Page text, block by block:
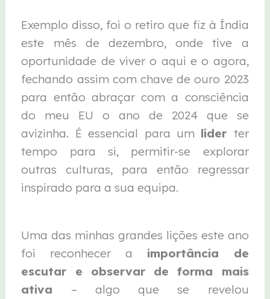
Exemplo disso, foi o retiro que fiz à Índia
este mês de dezembro, onde tive a
oportunidade de viver o aqui e o agora,
fechando assim com chave de ouro 2023
para então abraçar com a consciência
do meu EU o ano de 2024 que se
avizinha. É essencial para um líder ter
tempo para si, permitir-se explorar
outras culturas, para então regressar
inspirado para a sua equipa.
Uma das minhas grandes lições este ano
foi reconhecer a importância de
escutar e observar de forma mais
ativa – algo que se revelou